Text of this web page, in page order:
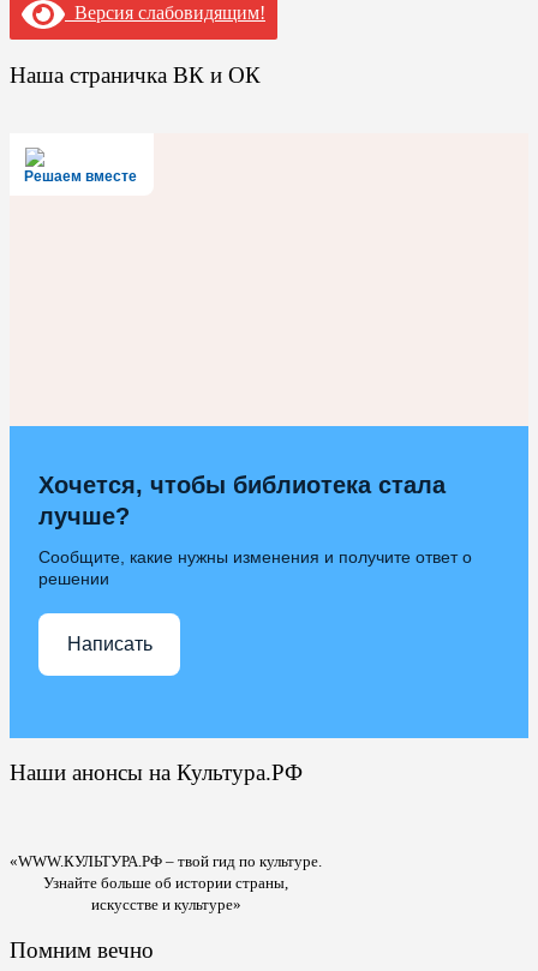
Версия слабовидящим!
Наша страничка ВК и ОК
Решаем вместе
Хочется, чтобы библиотека стала
лучше?
Сообщите, какие нужны изменения и получите ответ о
решении
Написать
Наши анонсы на Культура.РФ
«WWW.КУЛЬТУРА.РФ – твой гид по культуре.
Узнайте больше об истории страны,
искусстве и культуре»
Помним вечно